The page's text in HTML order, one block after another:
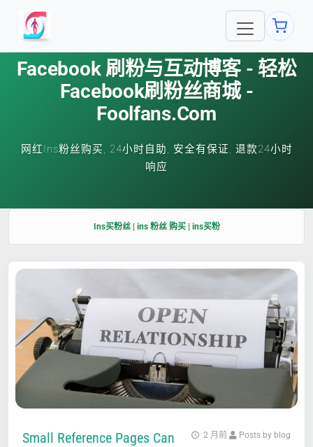
Facebook 刷粉与互动博客 - 轻松
Facebook刷粉丝商城 -
Foolfans.com
网红Ins粉丝购买, 24小时自助, 安全有保证, 退款24小时
响应
Ins买粉丝 | ins 粉丝 购买 | ins买粉
2 月前 Posts by blog
Small Reference Pages Can